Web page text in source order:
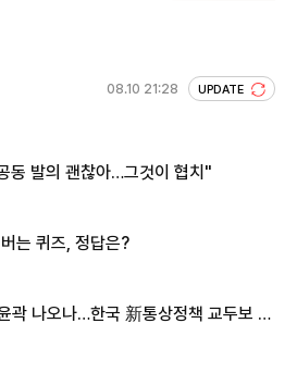
08.10 21:28 UPDATE
동 발의 괜찮아…그것이 협치"
는 퀴즈, 정답은?
곽 나오나…한국 新통상정책 교두보 활